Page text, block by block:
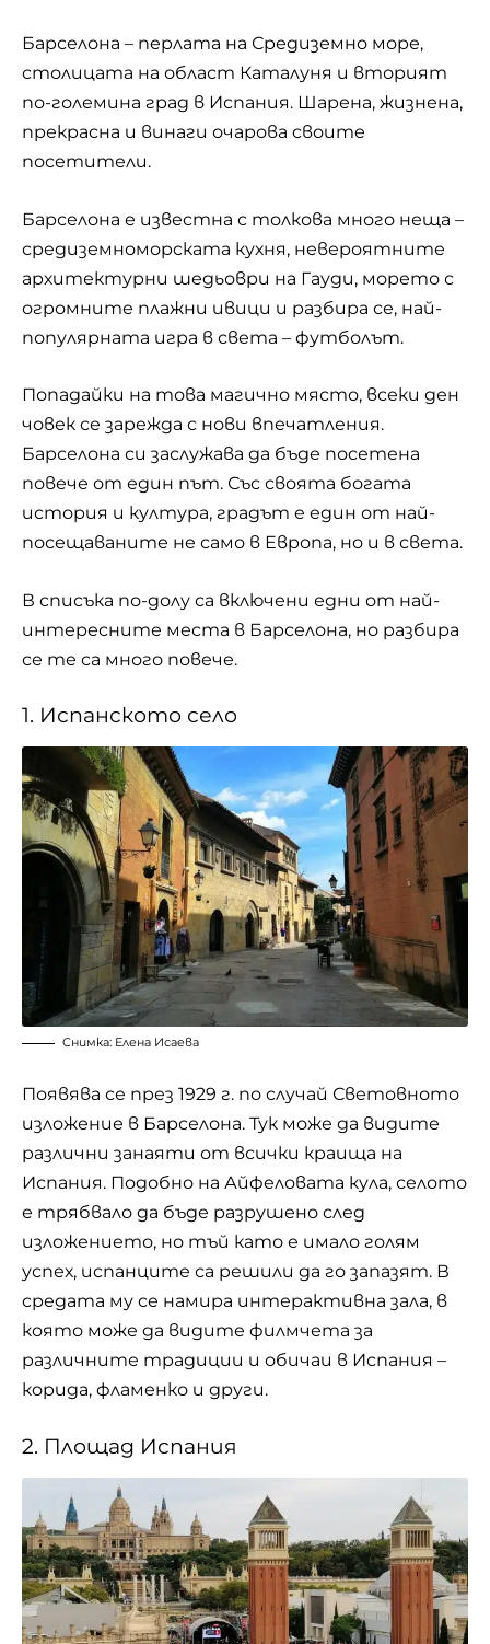
Барселона – перлата на Средиземно море,
столицата на област Каталуня и вторият
по-големина град в Испания. Шарена, жизнена,
прекрасна и винаги очарова своите
посетители.
Барселона е известна с толкова много неща –
средиземноморската кухня, невероятните
архитектурни шедьоври на Гауди, морето с
огромните плажни ивици и разбира се, най-
популярната игра в света – футболът.
Попадайки на това магично място, всеки ден
човек се зарежда с нови впечатления.
Барселона си заслужава да бъде посетена
повече от един път. Със своята богата
история и култура, градът е един от най-
посещаваните не само в Европа, но и в света.
В списъка по-долу са включени едни от най-
интересните места в Барселона, но разбира
се те са много повече.
1. Испанското село
Снимка: Елена Исаева
Появява се през 1929 г. по случай Световното
изложение в Барселона. Тук може да видите
различни занаяти от всички краища на
Испания. Подобно на Айфеловата кула, селото
е трябвало да бъде разрушено след
изложението, но тъй като е имало голям
успех, испанците са решили да го запазят. В
средата му се намира интерактивна зала, в
която може да видите филмчета за
различните традиции и обичаи в Испания –
корида, фламенко и други.
2. Площад Испания